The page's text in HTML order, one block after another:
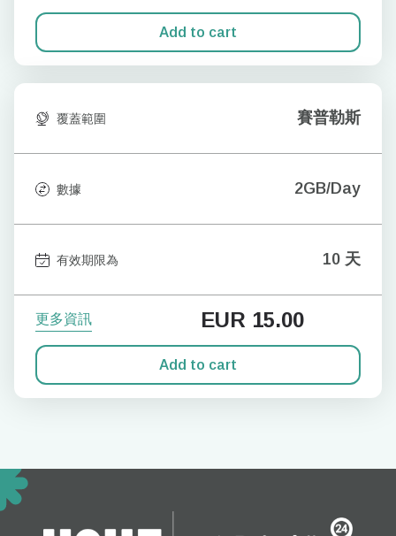
Add to cart
覆蓋範圍 賽普勒斯
數據 2GB/Day
有效期限為 10 天
更多資訊 EUR 15.00
Add to cart